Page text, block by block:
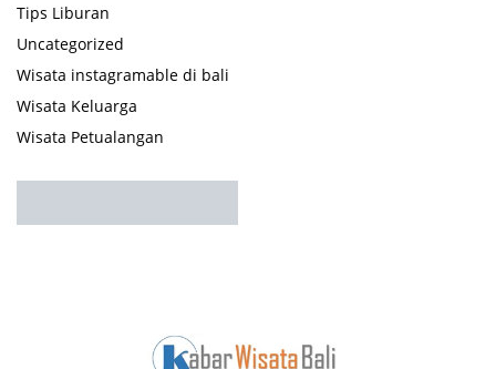
Tips Liburan
Uncategorized
Wisata instagramable di bali
Wisata Keluarga
Wisata Petualangan